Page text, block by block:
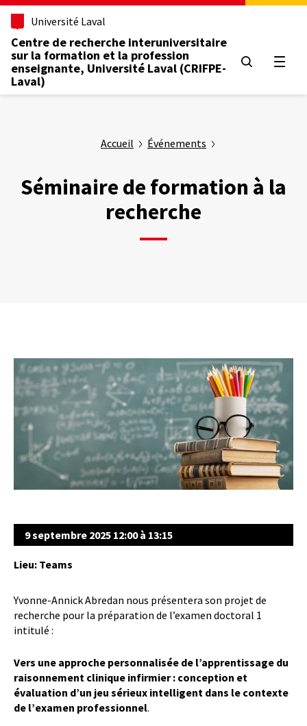
Aller
contenu
principal
Université Laval
Centre de recherche interuniversitaire
sur la formation et la profession
enseignante, Université Laval (CRIFPE-
Laval)
Accueil Événements
Séminaire de formation à la
recherche
9 septembre 2025 12:00 à 13:15
Lieu: Teams
Yvonne-Annick Abredan nous présentera son projet de
recherche pour la préparation de l’examen doctoral 1
intitulé :
Vers une approche personnalisée de l’apprentissage du
raisonnement clinique infirmier : conception et
évaluation d’un jeu sérieux intelligent dans le contexte
de l’examen professionnel.